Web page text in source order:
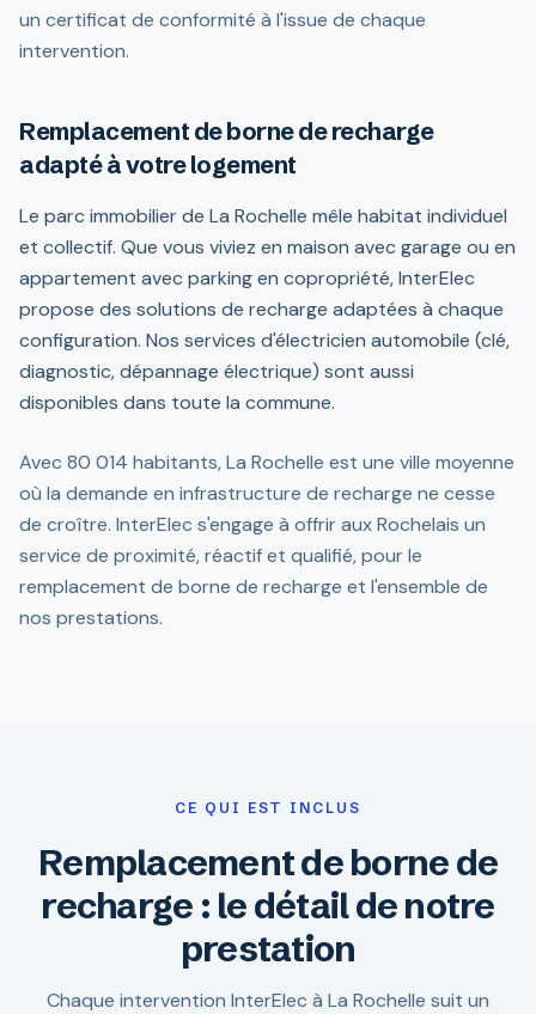
un certificat de conformité à l'issue de chaque
intervention.
Remplacement de borne de recharge
adapté à votre logement
Le parc immobilier de La Rochelle mêle habitat individuel
et collectif. Que vous viviez en maison avec garage ou en
appartement avec parking en copropriété, InterElec
propose des solutions de recharge adaptées à chaque
configuration. Nos services d'électricien automobile (clé,
diagnostic, dépannage électrique) sont aussi
disponibles dans toute la commune.
Avec 80 014 habitants, La Rochelle est une ville moyenne
où la demande en infrastructure de recharge ne cesse
de croître. InterElec s'engage à offrir aux Rochelais un
service de proximité, réactif et qualifié, pour le
remplacement de borne de recharge et l'ensemble de
nos prestations.
CE QUI EST INCLUS
Remplacement de borne de
recharge : le détail de notre
prestation
Chaque intervention InterElec à La Rochelle suit un